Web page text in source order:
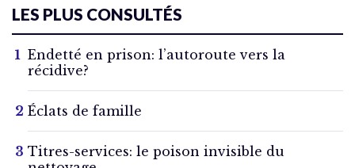
LES PLUS CONSULTÉS
Endetté en prison: l’autoroute vers la
récidive?
Éclats de famille
Titres-services: le poison invisible du